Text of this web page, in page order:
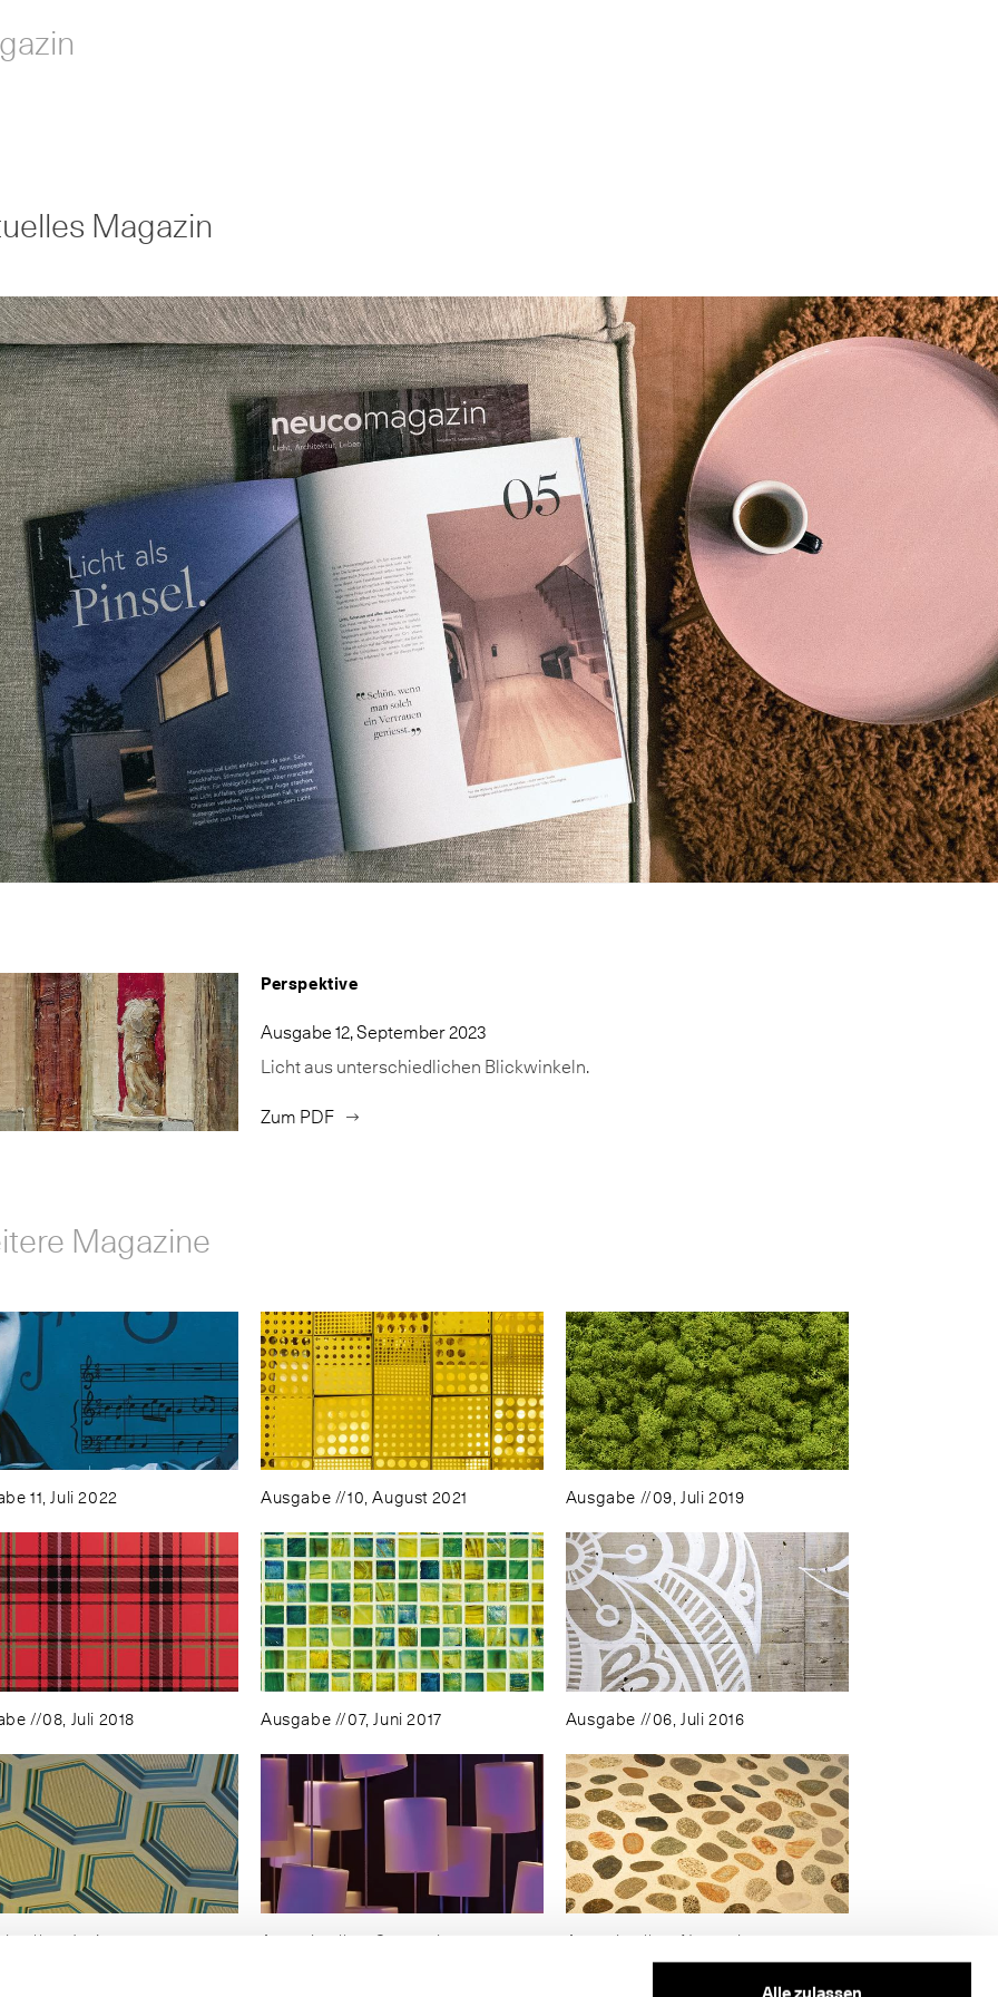
Magazin
Perspektive
Ausgabe 12, September 2023
Licht aus unterschiedlichen Blickwinkeln.
Zum PDF
Magazine
11, Juli 2022 Ausgabe //10, August 2021 Ausgabe //09, Juli 2019
//08, Juli 2018 Ausgabe //07, Juni 2017 Ausgabe //06, Juli 2016
//05, Juni 2015 Ausgabe //04, September 2014 Ausgabe //03, November 2013